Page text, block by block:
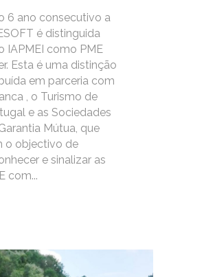
6 ano consecutivo a
é distinguida
IAPMEI como PME
Esta é uma distinção
em parceria com
, o Turismo de
e as Sociedades
Mútua, que
o objectivo de
e sinalizar as
com...